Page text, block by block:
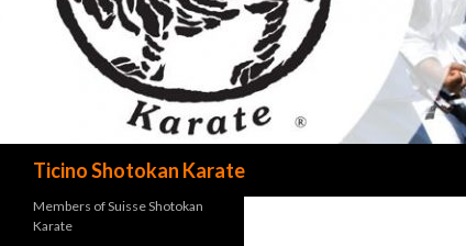
Ticino Shotokan Karate
Members of Suisse Shotokan
Karate